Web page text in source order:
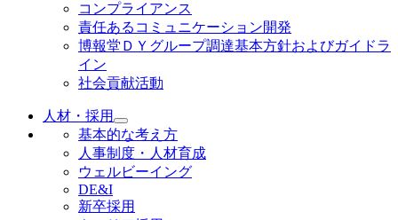
コンプライアンス
責任あるコミュニケーション開発
博報堂ＤＹグループ調達基本方針およびガイドラ
イン
社会貢献活動
人材・採用
基本的な考え方
人事制度・人材育成
ウェルビーイング
DE&I
新卒採用